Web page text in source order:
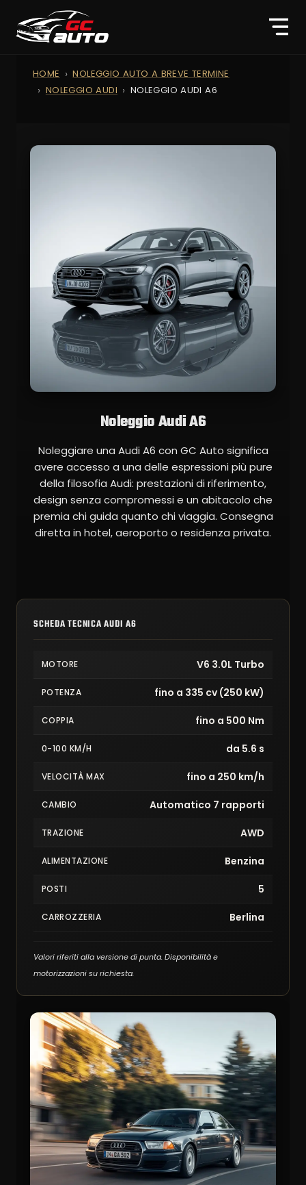
HOME
NOLEGGIO AUTO A BREVE TERMINE
NOLEGGIO AUDI
NOLEGGIO AUDI A6
Noleggio Audi A6
Noleggiare una Audi A6 con GC Auto significa
avere accesso a una delle espressioni più pure
della filosofia Audi: prestazioni di riferimento,
design senza compromessi e un abitacolo che
premia chi guida quanto chi viaggia. Consegna
diretta in hotel, aeroporto o residenza privata.
SCHEDA TECNICA AUDI A6
MOTORE V6 3.0L Turbo
POTENZA fino a 335 cv (250 kW)
COPPIA fino a 500 Nm
0-100 KM/H da 5.6 s
VELOCITÀ MAX fino a 250 km/h
CAMBIO Automatico 7 rapporti
TRAZIONE AWD
ALIMENTAZIONE Benzina
POSTI 5
CARROZZERIA Berlina
Valori riferiti alla versione di punta. Disponibilità e
motorizzazioni su richiesta.